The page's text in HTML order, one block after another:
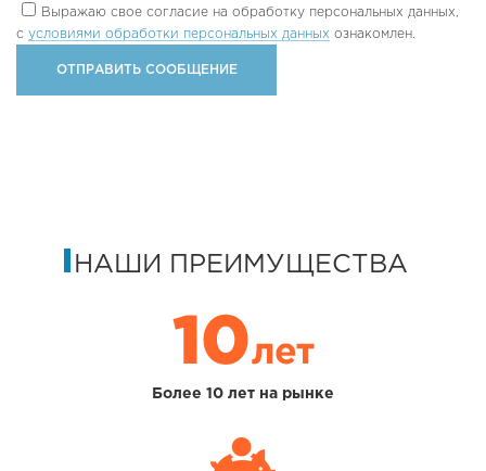
Выражаю свое согласие на обработку персональных данных,
с условиями обработки персональных данных ознакомлен.
НАШИ ПРЕИМУЩЕСТВА
Более 10 лет на рынке